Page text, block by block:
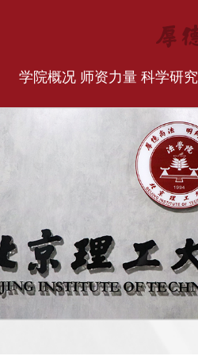
学院概况 师资力量 科学研究